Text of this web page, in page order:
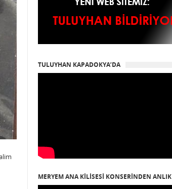
TULUYHAN KAPADOKYA’DA
MERYEM ANA KİLİSESİ KONSERİNDEN ANLIK